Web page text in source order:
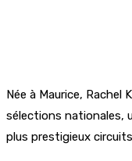
Née à Maurice,
sélections nationales,
plus prestigieux